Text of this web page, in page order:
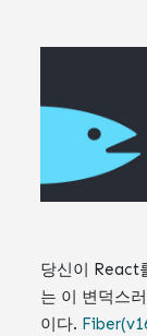
당신이 React
는 이 변덕스
이다.